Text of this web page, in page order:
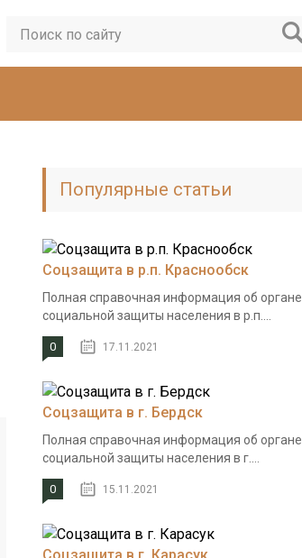
Популярные статьи
Соцзащита в р.п. Краснообск
Полная справочная информация об органе
социальной защиты населения в р.п....
0 17.11.2021
Соцзащита в г. Бердск
Полная справочная информация об органе
социальной защиты населения в г....
0 15.11.2021